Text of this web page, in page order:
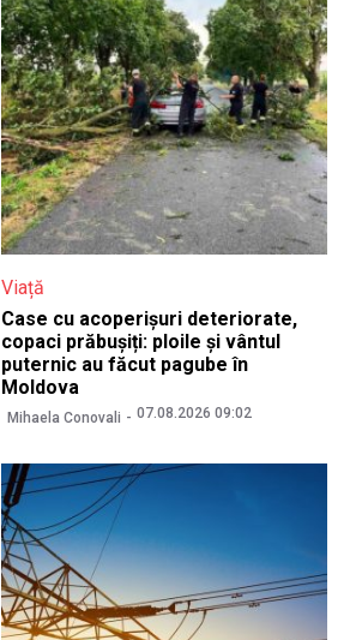
Viață
Case cu acoperișuri deteriorate,
copaci prăbușiți: ploile și vântul
puternic au făcut pagube în
Moldova
Mihaela Conovali 07.08.2026 09:02